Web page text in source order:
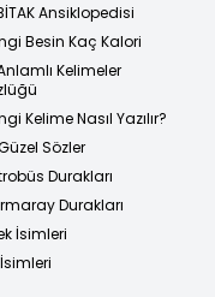
Ansiklopedisi
Besin Kaç Kalori
Kelimeler
Kelime Nasıl Yazılır?
Sözler
Durakları
Durakları
İsimleri
İsimleri